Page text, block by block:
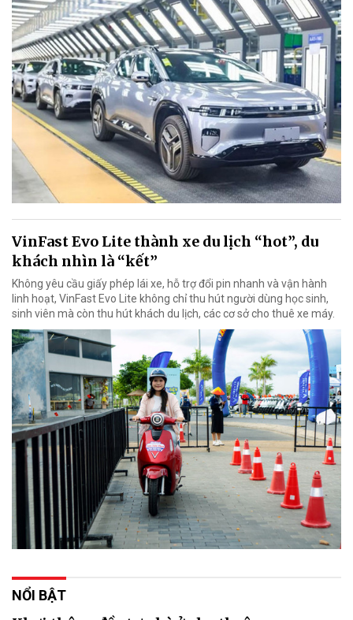
VinFast Evo Lite thành xe du lịch “hot”, du
khách nhìn là “kết”
Không yêu cầu giấy phép lái xe, hỗ trợ đổi pin nhanh và vận hành
linh hoạt, VinFast Evo Lite không chỉ thu hút người dùng học sinh,
sinh viên mà còn thu hút khách du lịch, các cơ sở cho thuê xe máy.
NỔI BẬT